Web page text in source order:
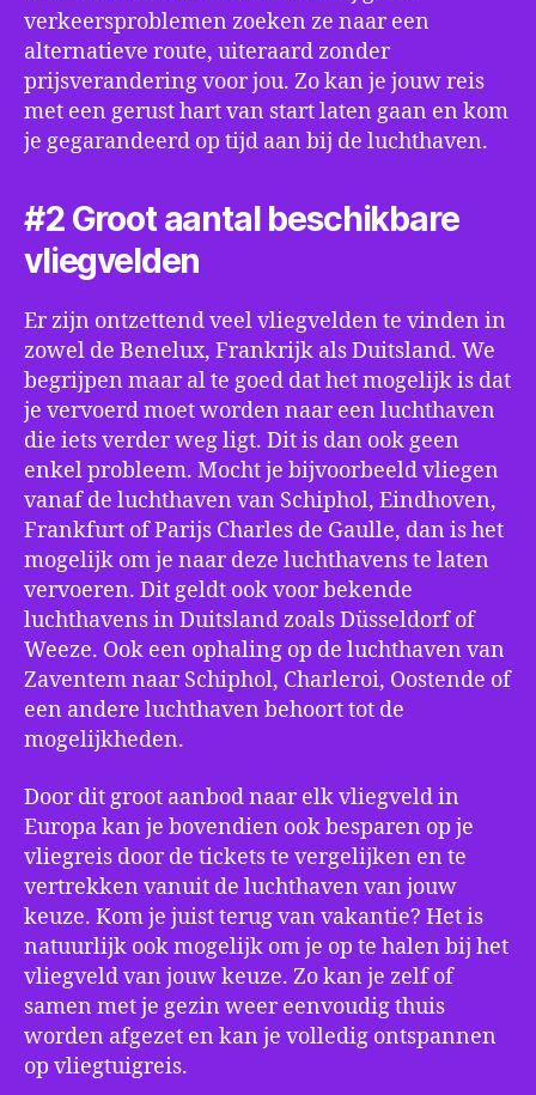
verkeersproblemen zoeken ze naar een
alternatieve route, uiteraard zonder
prijsverandering voor jou. Zo kan je jouw reis
met een gerust hart van start laten gaan en kom
je gegarandeerd op tijd aan bij de luchthaven.
#2 Groot aantal beschikbare
vliegvelden
Er zijn ontzettend veel vliegvelden te vinden in
zowel de Benelux, Frankrijk als Duitsland. We
begrijpen maar al te goed dat het mogelijk is dat
je vervoerd moet worden naar een luchthaven
die iets verder weg ligt. Dit is dan ook geen
enkel probleem. Mocht je bijvoorbeeld vliegen
vanaf de luchthaven van Schiphol, Eindhoven,
Frankfurt of Parijs Charles de Gaulle, dan is het
mogelijk om je naar deze luchthavens te laten
vervoeren. Dit geldt ook voor bekende
luchthavens in Duitsland zoals Düsseldorf of
Weeze. Ook een ophaling op de luchthaven van
Zaventem naar Schiphol, Charleroi, Oostende of
een andere luchthaven behoort tot de
mogelijkheden.
Door dit groot aanbod naar elk vliegveld in
Europa kan je bovendien ook besparen op je
vliegreis door de tickets te vergelijken en te
vertrekken vanuit de luchthaven van jouw
keuze. Kom je juist terug van vakantie? Het is
natuurlijk ook mogelijk om je op te halen bij het
vliegveld van jouw keuze. Zo kan je zelf of
samen met je gezin weer eenvoudig thuis
worden afgezet en kan je volledig ontspannen
op vliegtuigreis.